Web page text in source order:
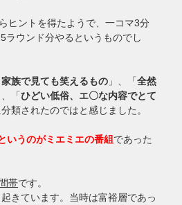
ヒントを得たようで、一コマ3分
ラウンド分やるというものでし
族で見ても笑えるもの 」、「全然
、「ひどい低俗、エ〇な内容でとて
分類されたのではと感じました。
いうのがミエミエの番組であった
帯です。
きています。当時は富裕層であっ